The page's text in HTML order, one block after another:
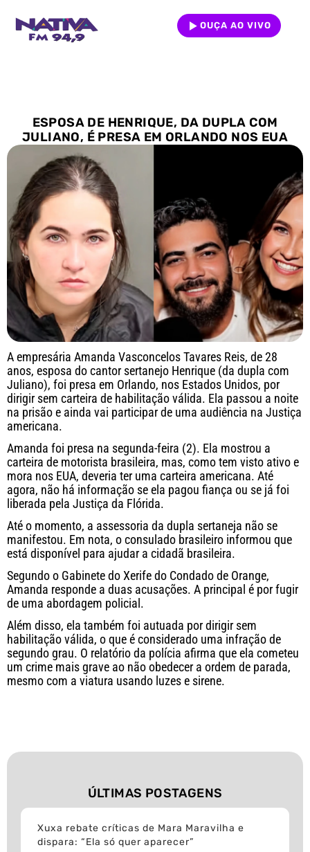
OUÇA AO VIVO
ESPOSA DE HENRIQUE, DA DUPLA COM
JULIANO, É PRESA EM ORLANDO NOS EUA
A empresária Amanda Vasconcelos Tavares Reis, de 28
anos, esposa do cantor sertanejo Henrique (da dupla com
Juliano), foi presa em Orlando, nos Estados Unidos, por
dirigir sem carteira de habilitação válida. Ela passou a noite
na prisão e ainda vai participar de uma audiência na Justiça
americana.
Amanda foi presa na segunda-feira (2). Ela mostrou a
carteira de motorista brasileira, mas, como tem visto ativo e
mora nos EUA, deveria ter uma carteira americana. Até
agora, não há informação se ela pagou fiança ou se já foi
liberada pela Justiça da Flórida.
Até o momento, a assessoria da dupla sertaneja não se
manifestou. Em nota, o consulado brasileiro informou que
está disponível para ajudar a cidadã brasileira.
Segundo o Gabinete do Xerife do Condado de Orange,
Amanda responde a duas acusações. A principal é por fugir
de uma abordagem policial.
Além disso, ela também foi autuada por dirigir sem
habilitação válida, o que é considerado uma infração de
segundo grau. O relatório da polícia afirma que ela cometeu
um crime mais grave ao não obedecer a ordem de parada,
mesmo com a viatura usando luzes e sirene.
ÚLTIMAS POSTAGENS
Xuxa rebate críticas de Mara Maravilha e
dispara: “Ela só quer aparecer”